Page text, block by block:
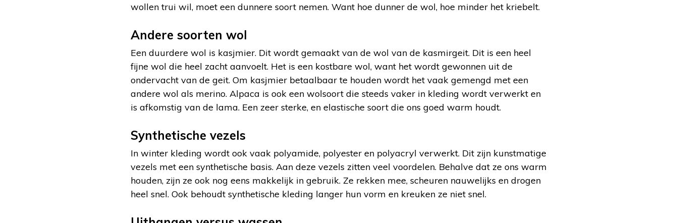
wollen trui wil, moet een dunnere soort nemen. Want hoe dunner de wol, hoe minder het kriebelt.
Andere soorten wol
Een duurdere wol is kasjmier. Dit wordt gemaakt van de wol van de kasmirgeit. Dit is een heel
fijne wol die heel zacht aanvoelt. Het is een kostbare wol, want het wordt gewonnen uit de
ondervacht van de geit. Om kasjmier betaalbaar te houden wordt het vaak gemengd met een
andere wol als merino. Alpaca is ook een wolsoort die steeds vaker in kleding wordt verwerkt en
is afkomstig van de lama. Een zeer sterke, en elastische soort die ons goed warm houdt.
Synthetische vezels
In winter kleding wordt ook vaak polyamide, polyester en polyacryl verwerkt. Dit zijn kunstmatige
vezels met een synthetische basis. Aan deze vezels zitten veel voordelen. Behalve dat ze ons warm
houden, zijn ze ook nog eens makkelijk in gebruik. Ze rekken mee, scheuren nauwelijks en drogen
heel snel. Ook behoudt synthetische kleding langer hun vorm en kreuken ze niet snel.